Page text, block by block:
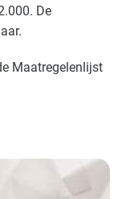
De
Maatregelenlijst